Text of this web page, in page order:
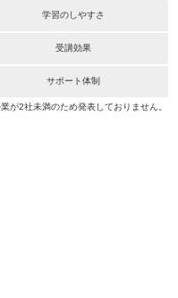
学習のしやすさ
受講効果
サポート体制
が2社未満のため発表しておりません。